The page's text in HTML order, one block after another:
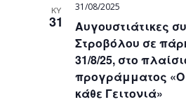
ΚΥ
31
Αυγουστιάτικες
Στροβόλου σε
31/8/25, στο
προγράμματος «Ο
κάθε Γειτονιά»
31/08/2025